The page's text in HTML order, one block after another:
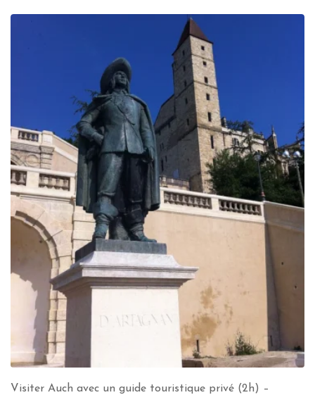
Visiter Auch avec un guide touristique privé (2h) –